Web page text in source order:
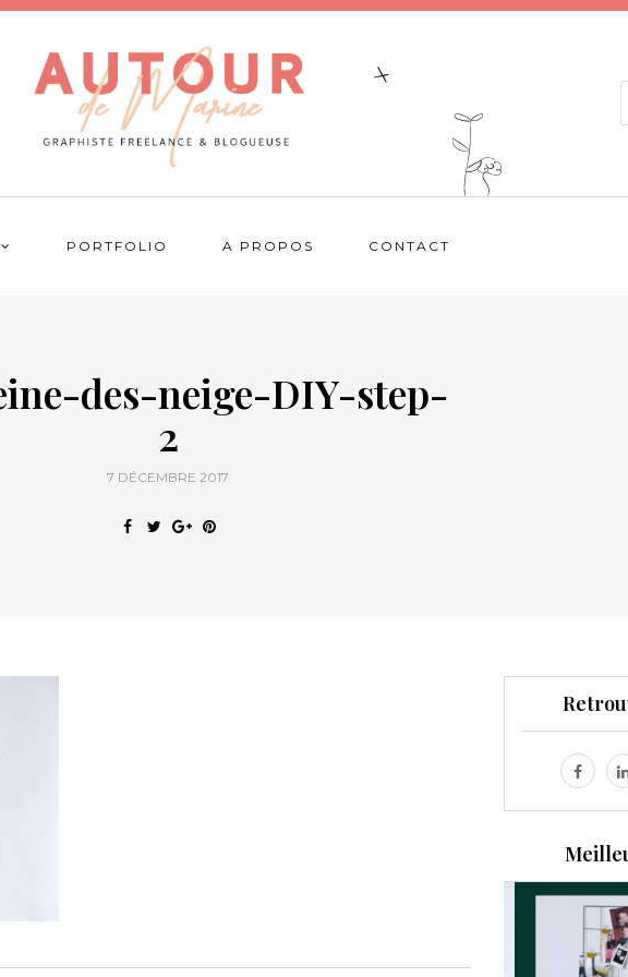
PORTFOLIO A PROPOS CONTACT
des-neige-DIY-step-
2
7 DÉCEMBRE 2017